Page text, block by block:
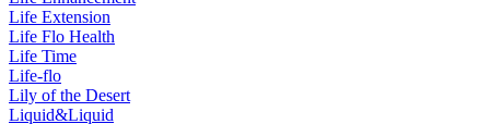
Life Extension
Life Flo Health
Life Time
Life-flo
Lily of the Desert
Liquid&Liquid